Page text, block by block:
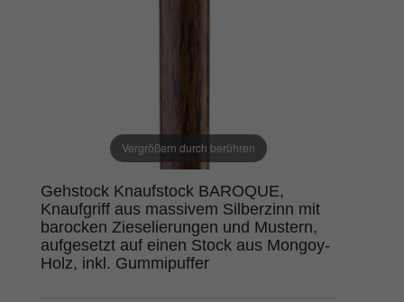
Vergrößern durch berühren
Gehstock Knaufstock BAROQUE,
Knaufgriff aus massivem Silberzinn mit
barocken Zieselierungen und Mustern,
aufgesetzt auf einen Stock aus Mongoy-
Holz, inkl. Gummipuffer